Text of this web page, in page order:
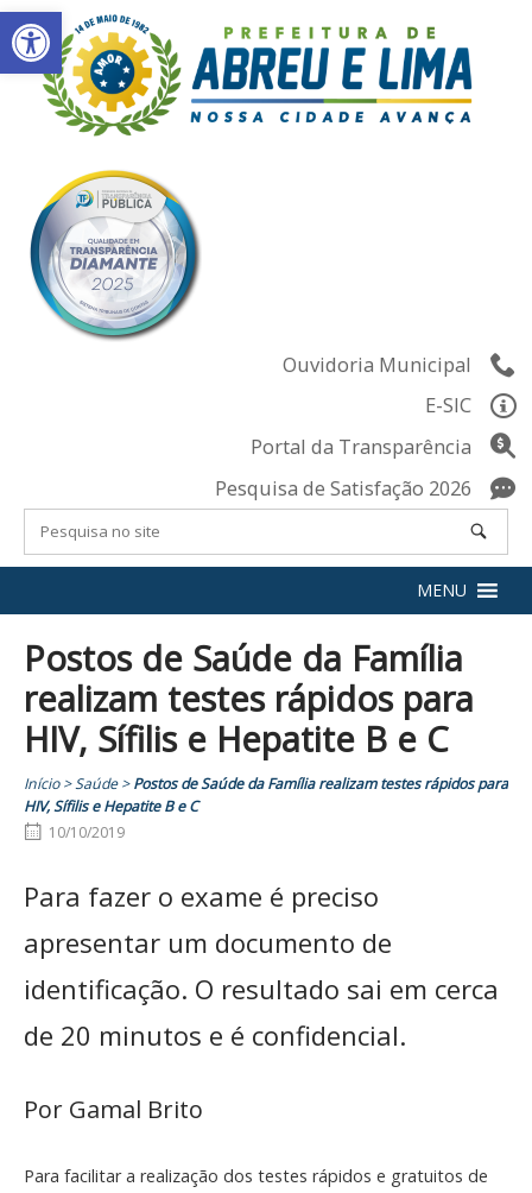
Abrir a barra de ferramentas
Skip
to
content
Ouvidoria Municipal
E-SIC
Portal da Transparência
Pesquisa de Satisfação 2026
MENU
Postos de Saúde da Família
realizam testes rápidos para
HIV, Sífilis e Hepatite B e C
Início>Saúde>Postos de Saúde da Família realizam testes rápidos para
HIV, Sífilis e Hepatite B e C
10/10/2019
Para fazer o exame é preciso
apresentar um documento de
identificação. O resultado sai em cerca
de 20 minutos e é confidencial.
Por Gamal Brito
Para facilitar a realização dos testes rápidos e gratuitos de